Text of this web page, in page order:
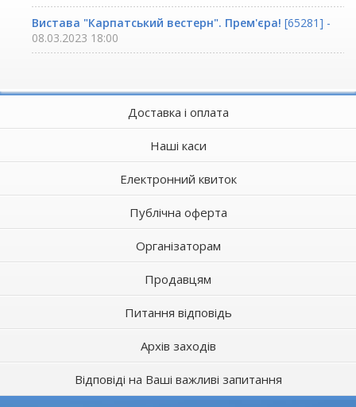
Вистава "Карпатський вестерн". Прем'єра! [65281] -
08.03.2023 18:00
Доставка і оплата
Наші каси
Електронний квиток
Публічна оферта
Організаторам
Продавцям
Питання відповідь
Архів заходів
Відповіді на Ваші важливі запитання